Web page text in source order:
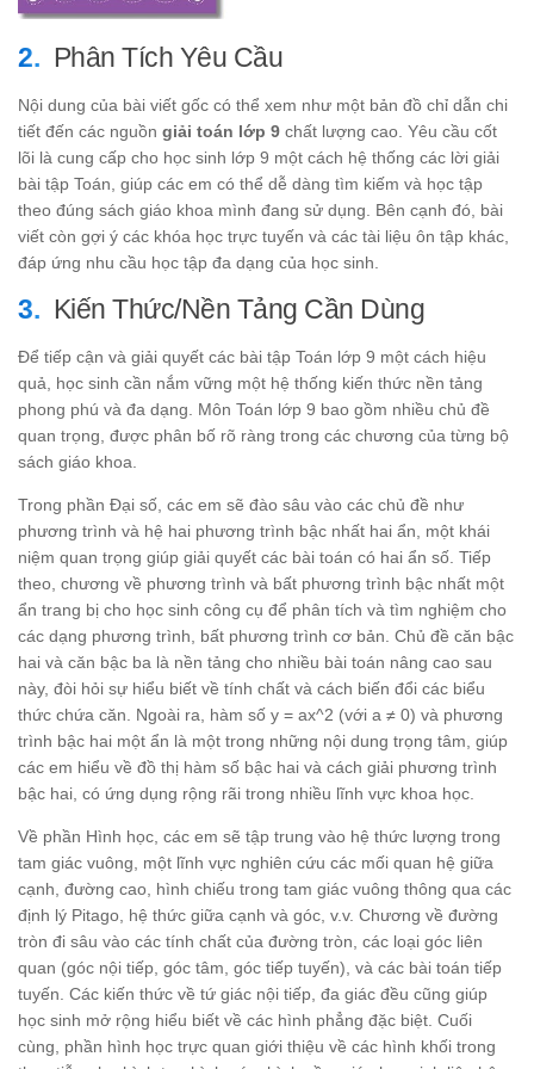
Phân Tích Yêu Cầu
Nội dung của bài viết gốc có thể xem như một bản đồ chỉ dẫn chi
tiết đến các nguồn giải toán lớp 9 chất lượng cao. Yêu cầu cốt
lõi là cung cấp cho học sinh lớp 9 một cách hệ thống các lời giải
bài tập Toán, giúp các em có thể dễ dàng tìm kiếm và học tập
theo đúng sách giáo khoa mình đang sử dụng. Bên cạnh đó, bài
viết còn gợi ý các khóa học trực tuyến và các tài liệu ôn tập khác,
đáp ứng nhu cầu học tập đa dạng của học sinh.
Kiến Thức/Nền Tảng Cần Dùng
Để tiếp cận và giải quyết các bài tập Toán lớp 9 một cách hiệu
quả, học sinh cần nắm vững một hệ thống kiến thức nền tảng
phong phú và đa dạng. Môn Toán lớp 9 bao gồm nhiều chủ đề
quan trọng, được phân bố rõ ràng trong các chương của từng bộ
sách giáo khoa.
Trong phần Đại số, các em sẽ đào sâu vào các chủ đề như
phương trình và hệ hai phương trình bậc nhất hai ẩn, một khái
niệm quan trọng giúp giải quyết các bài toán có hai ẩn số. Tiếp
theo, chương về phương trình và bất phương trình bậc nhất một
ẩn trang bị cho học sinh công cụ để phân tích và tìm nghiệm cho
các dạng phương trình, bất phương trình cơ bản. Chủ đề căn bậc
hai và căn bậc ba là nền tảng cho nhiều bài toán nâng cao sau
này, đòi hỏi sự hiểu biết về tính chất và cách biến đổi các biểu
thức chứa căn. Ngoài ra, hàm số y = ax^2 (với a ≠ 0) và phương
trình bậc hai một ẩn là một trong những nội dung trọng tâm, giúp
các em hiểu về đồ thị hàm số bậc hai và cách giải phương trình
bậc hai, có ứng dụng rộng rãi trong nhiều lĩnh vực khoa học.
Về phần Hình học, các em sẽ tập trung vào hệ thức lượng trong
tam giác vuông, một lĩnh vực nghiên cứu các mối quan hệ giữa
cạnh, đường cao, hình chiếu trong tam giác vuông thông qua các
định lý Pitago, hệ thức giữa cạnh và góc, v.v. Chương về đường
tròn đi sâu vào các tính chất của đường tròn, các loại góc liên
quan (góc nội tiếp, góc tâm, góc tiếp tuyến), và các bài toán tiếp
tuyến. Các kiến thức về tứ giác nội tiếp, đa giác đều cũng giúp
học sinh mở rộng hiểu biết về các hình phẳng đặc biệt. Cuối
cùng, phần hình học trực quan giới thiệu về các hình khối trong